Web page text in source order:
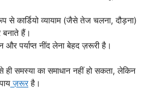
से कार्डियो व्यायाम (जैसे तेज चलना, दौड़ना)
बनाते हैं।
और पर्याप्त नींद लेना बेहद ज़रूरी है।
समस्या का समाधान नहीं हो सकता, लेकिन
ज़रूरहै।